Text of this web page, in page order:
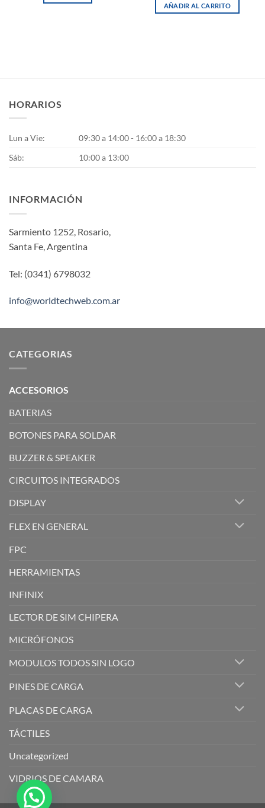
AÑADIR AL CARRITO
HORARIOS
Lun a Vie:
09:30 a 14:00 - 16:00 a 18:30
Sáb:
10:00 a 13:00
INFORMACIÓN
Sarmiento 1252, Rosario,
Santa Fe, Argentina
Tel: (0341) 6798032
info@worldtechweb.com.ar
CATEGORIAS
ACCESORIOS
BATERIAS
BOTONES PARA SOLDAR
BUZZER & SPEAKER
CIRCUITOS INTEGRADOS
DISPLAY
FLEX EN GENERAL
FPC
HERRAMIENTAS
INFINIX
LECTOR DE SIM CHIPERA
MICRÓFONOS
MODULOS TODOS SIN LOGO
PINES DE CARGA
PLACAS DE CARGA
TÁCTILES
Uncategorized
VIDRIOS DE CAMARA